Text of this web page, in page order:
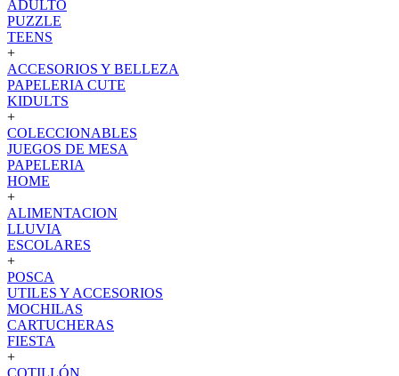
ADULTO
PUZZLE
TEENS
+
ACCESORIOS Y BELLEZA
PAPELERIA CUTE
KIDULTS
+
COLECCIONABLES
JUEGOS DE MESA
PAPELERIA
HOME
+
ALIMENTACION
LLUVIA
ESCOLARES
+
POSCA
UTILES Y ACCESORIOS
MOCHILAS
CARTUCHERAS
FIESTA
+
COTILLÓN